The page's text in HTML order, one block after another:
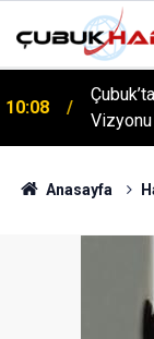
10:08
Vizyonu
Anasayfa